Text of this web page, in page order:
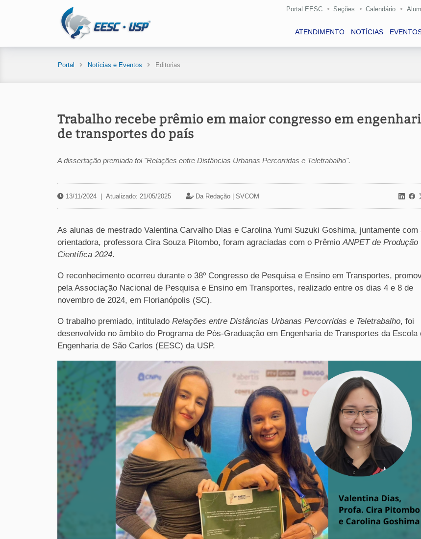
Portal EESC Seções Calendário
ATENDIMENTO NOTÍCIAS
Portal Notícias e Eventos Editorias
Trabalho recebe prêmio em maior congresso em
de transportes do país
A dissertação premiada foi "Relações entre Distâncias Urbanas Percorridas e Teletrabalho".
13/11/2024 Atualizado: 21/05/2025 Da Redação | SVCOM
As alunas de mestrado Valentina Carvalho Dias e Carolina Yumi Suzuki Goshima, juntamente com
orientadora, professora Cira Souza Pitombo, foram agraciadas com o PrêmioANPET de Produção
Científica 2024.
O reconhecimento ocorreu durante o 38º Congresso de Pesquisa e Ensino em Transportes,
pela Associação Nacional de Pesquisa e Ensino em Transportes, realizado entre os dias 4 e 8 de
novembro de 2024, em Florianópolis (SC).
O trabalho premiado, intitulado Relações entre Distâncias Urbanas Percorridas e Teletrabalho, foi
desenvolvido no âmbito do Programa de Pós-Graduação em Engenharia de Transportes da Escola
Engenharia de São Carlos (EESC) da USP.